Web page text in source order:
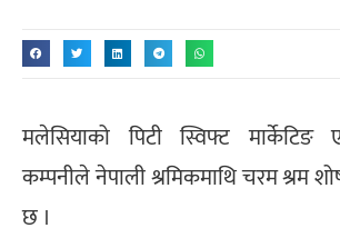
मलेसियाको पिटी स्विफ्ट मार्केटिङ
कम्पनीले नेपाली श्रमिकमाथि चरम श्रम
छ ।